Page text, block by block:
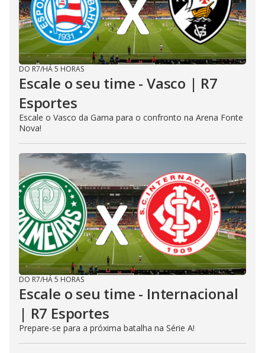
DO R7/HÁ 5 HORAS
Escale o seu time - Vasco | R7
Esportes
Escale o Vasco da Gama para o confronto na Arena Fonte
Nova!
DO R7/HÁ 5 HORAS
Escale o seu time - Internacional
| R7 Esportes
Prepare-se para a próxima batalha na Série A!